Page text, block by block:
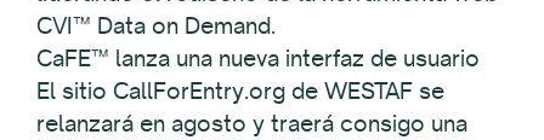
CVI™ Data on Demand.
CaFE™ lanza una nueva interfaz de usuario
El sitio CallForEntry.org de WESTAF se
relanzará en agosto y traerá consigo una